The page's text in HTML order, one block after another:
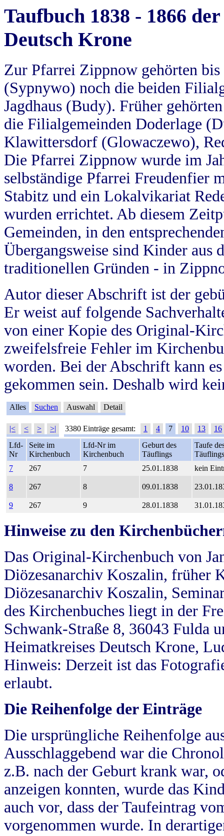
Taufbuch 1838 - 1866
Deutsch Krone
Zur Pfarrei Zippnow gehörten
(Sypnywo) noch die beiden
Jagdhaus (Budy). Früher
die Filialgemeinden Doderlage
Klawittersdorf (Glowaczewo),
Die Pfarrei Zippnow wurde im
selbständige Pfarrei Freudenfier
Stabitz und ein Lokalvikariat
wurden errichtet. Ab diesem
Gemeinden, in den
Übergangsweise sind Kinder aus
traditionellen Gründen - in
Autor dieser Abschrift ist der
Er weist auf folgende
von einer Kopie des Original-
zweifelsfreie Fehler im
worden. Bei der Abschrift kann
gekommen sein. Deshalb wird
Alles Suchen Auswahl Detail
|< < > >| 3380 Einträge gesamt: 1 4 7 10 13
16
Lfd-
Nr
Seite im
Kirchenbuch
Lfd-Nr im
Kirchenbuch
Geburt des
Täuflings
Taufe
Täuflings
7
267 7 25.01.1838 kein
8 267 8 09.01.1838
9 267 9 28.01.1838
Hinweise zu den
Das Original-Kirchenbuch von
Diözesanarchiv Koszalin, früher
Diözesanarchiv Koszalin,
des Kirchenbuches liegt in der
Schwank-Straße 8, 36043 Fulda
Heimatkreises Deutsch Krone,
Hinweis: Derzeit ist das
erlaubt.
Die Reihenfolge der Einträge
Die ursprüngliche Reihenfolge
Ausschlaggebend war die
z.B. nach der Geburt krank war,
anzeigen konnten, wurde das
auch vor, dass der Taufeintrag
vorgenommen wurde. In